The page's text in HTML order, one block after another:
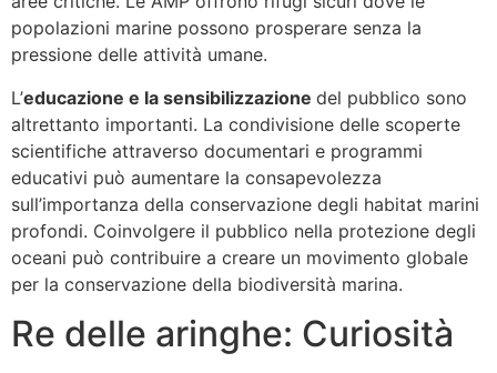
popolazioni marine possono prosperare senza la
pressione delle attività umane.
L’educazione e la sensibilizzazione del pubblico sono
altrettanto importanti. La condivisione delle scoperte
scientifiche attraverso documentari e programmi
educativi può aumentare la consapevolezza
sull’importanza della conservazione degli habitat marini
profondi. Coinvolgere il pubblico nella protezione degli
oceani può contribuire a creare un movimento globale
per la conservazione della biodiversità marina.
Re delle aringhe: Curiosità